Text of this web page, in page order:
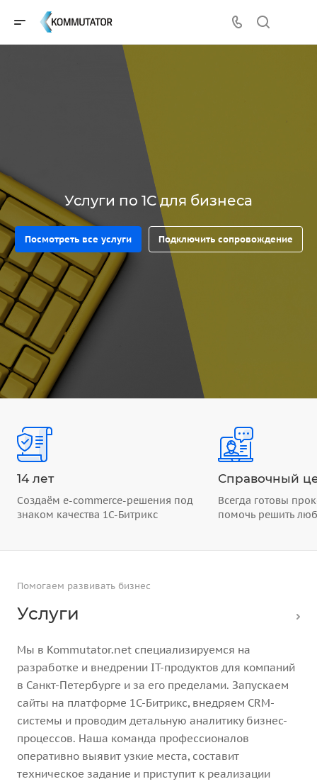
Услуги по 1С для бизнеса
Посмотреть все услуги Подключить сопровождение
14 лет
Создаём e-commerce-решения под
знаком качества 1С-Битрикс
Справочный
Всегда готовы
помочь решить
Помогаем развивать бизнес
Услуги
Мы в Kommutator.net специализируемся на
разработке и внедрении IT-продуктов для компаний
в Санкт-Петербурге и за его пределами. Запускаем
сайты на платформе 1С-Битрикс, внедряем CRM-
системы и проводим детальную аналитику бизнес-
процессов. Наша команда профессионалов
оперативно выявит узкие места, составит
техническое задание и приступит к реализации